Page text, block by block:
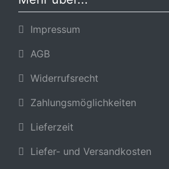
Impressum
AGB
Widerrufsrecht
Zahlungsmöglichkeiten
Lieferzeit
Liefer- und Versandkosten